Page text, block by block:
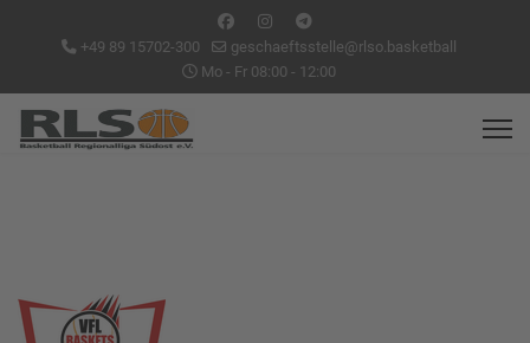
+49 89 15702-300
geschaeftsstelle@rlso.basketball
Mo - Fr 08:00 - 12:00